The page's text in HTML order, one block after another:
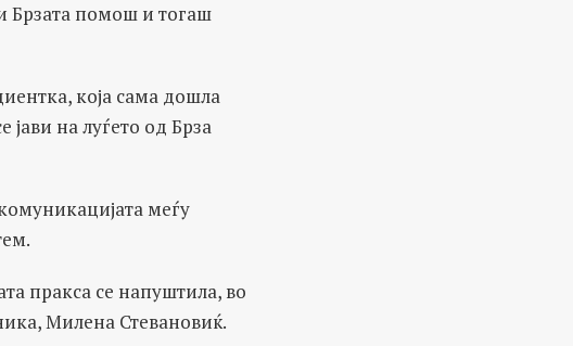
Брзата помош и тогаш
која сама дошла
јави на луѓето од Брза
меѓу
пракса се напуштила, во
Милена Стевановиќ.